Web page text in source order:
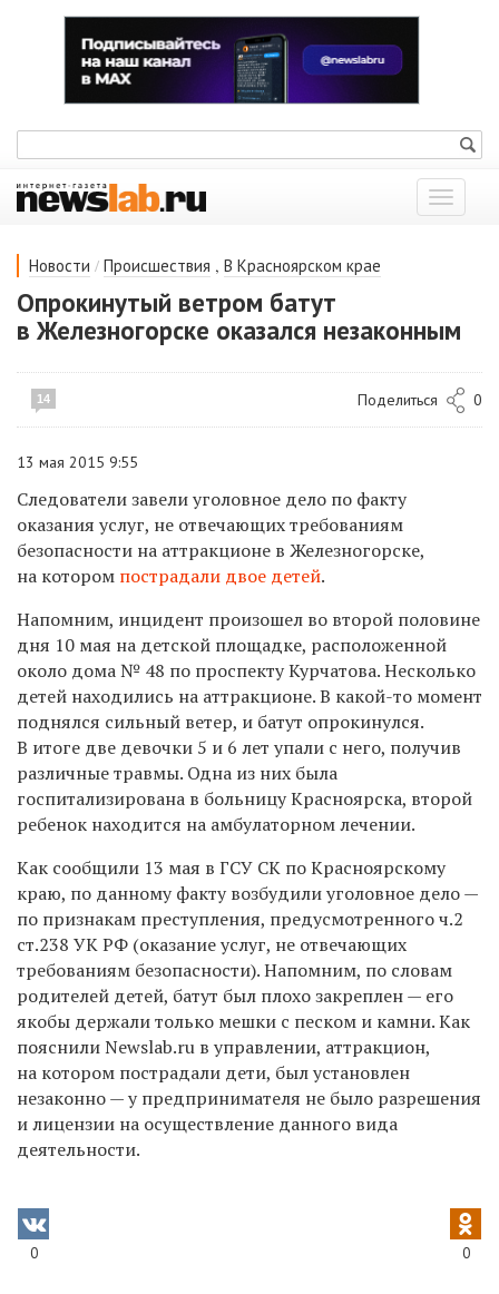
Показать
меню
Новости / Происшествия , В Красноярском крае
Опрокинутый ветром батут
в Железногорске оказался незаконным
14 Поделиться 0
13 мая 2015 9:55
Следователи завели уголовное дело по факту
оказания услуг, не отвечающих требованиям
безопасности на аттракционе в Железногорске,
на котором пострадали двое детей.
Напомним, инцидент произошел во второй половине
дня 10 мая на детской площадке, расположенной
около дома № 48 по проспекту Курчатова. Несколько
детей находились на аттракционе. В какой-то момент
поднялся сильный ветер, и батут опрокинулся.
В итоге две девочки 5 и 6 лет упали с него, получив
различные травмы. Одна из них была
госпитализирована в больницу Красноярска, второй
ребенок находится на амбулаторном лечении.
Как сообщили 13 мая в ГСУ СК по Красноярскому
краю, по данному факту возбудили уголовное дело —
по признакам преступления, предусмотренного ч.2
ст.238 УК РФ (оказание услуг, не отвечающих
требованиям безопасности). Напомним, по словам
родителей детей, батут был плохо закреплен — его
якобы держали только мешки с песком и камни. Как
пояснили Newslab.ru в управлении, аттракцион,
на котором пострадали дети, был установлен
незаконно — у предпринимателя не было разрешения
и лицензии на осуществление данного вида
деятельности.
0 0